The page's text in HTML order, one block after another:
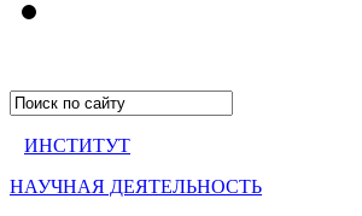
ИНСТИТУТ
НАУЧНАЯ ДЕЯТЕЛЬНОСТЬ